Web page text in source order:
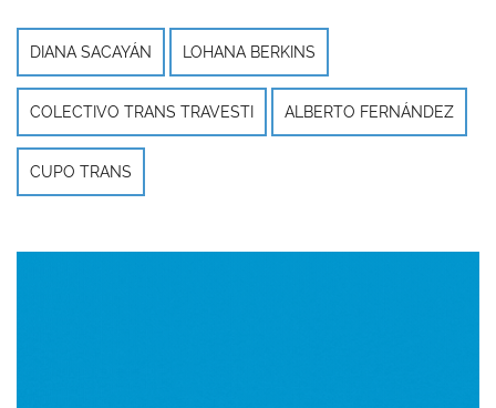
DIANA SACAYÁN LOHANA BERKINS
COLECTIVO TRANS TRAVESTI ALBERTO FERNÁNDEZ
CUPO TRANS